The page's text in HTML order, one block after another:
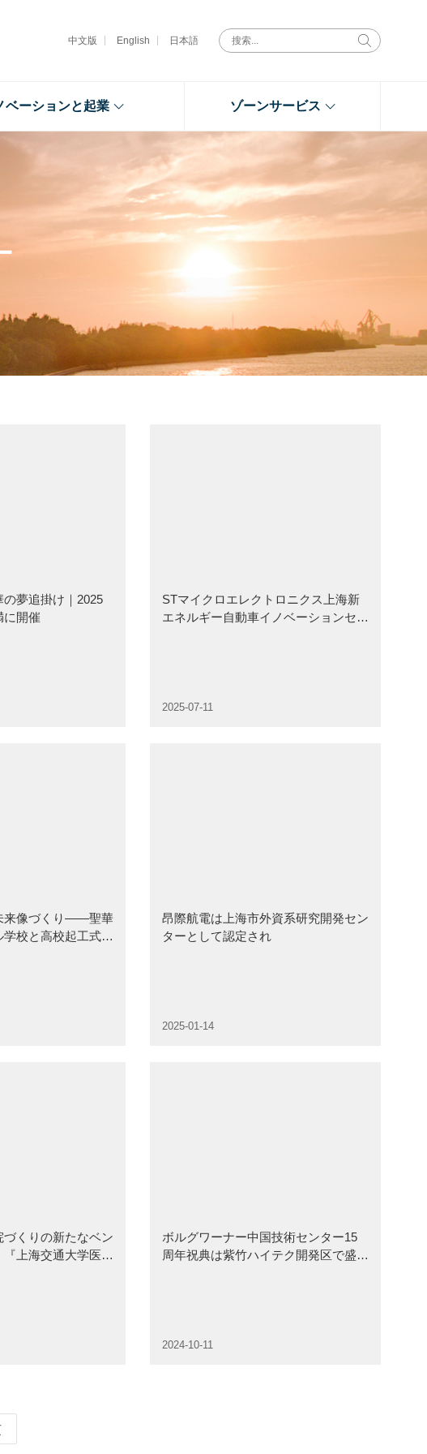
中文版 English 日本語
ベーションと起業 ゾーンサービス
夢追掛け｜2025
に開催
STマイクロエレクトロニクス上海新
エネルギー自動車イノベーションセン
2025-07-11
来像づくり――聖華
校と高校起工式が
昂際航電は上海市外資系研究開発セン
ターとして認定され
2025-01-14
くりの新たなベン
上海交通大学医学
ボルグワーナー中国技術センター15
周年祝典は紫竹ハイテク開発区で盛大
2024-10-11